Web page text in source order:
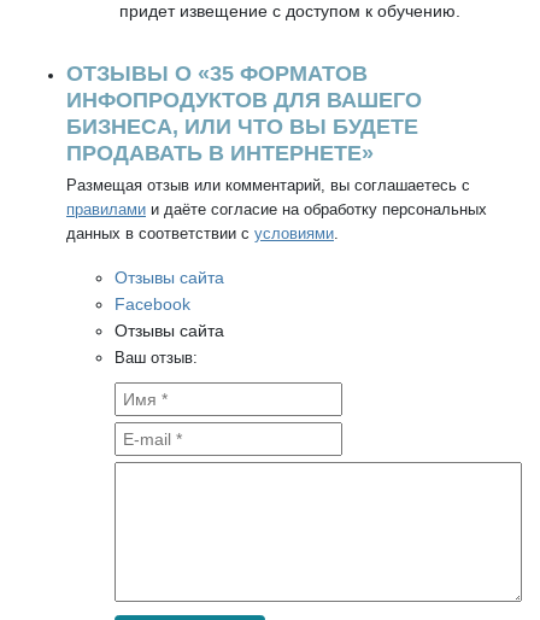
придет извещение с доступом к обучению.
ОТЗЫВЫ О «35 ФОРМАТОВ
ИНФОПРОДУКТОВ ДЛЯ ВАШЕГО
БИЗНЕСА, ИЛИ ЧТО ВЫ БУДЕТЕ
ПРОДАВАТЬ В ИНТЕРНЕТЕ»
Размещая отзыв или комментарий, вы соглашаетесь с
правилами и даёте согласие на обработку персональных
данных в соответствии с условиями.
Отзывы сайта
Facebook
Отзывы сайта
Ваш отзыв: